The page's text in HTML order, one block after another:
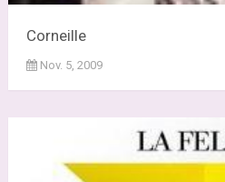
Corneille
Nov. 5, 2009